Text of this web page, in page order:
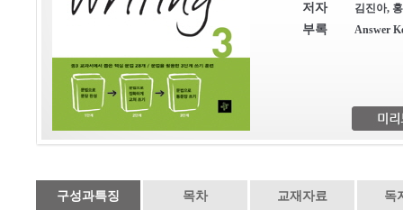
저자 김진아,
부록 Answer
구성과특징 목차 교재자료 독